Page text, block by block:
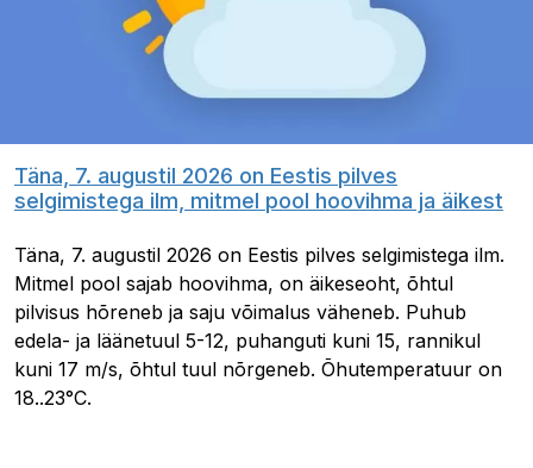
Täna, 7. augustil 2026 on Eestis pilves
selgimistega ilm, mitmel pool hoovihma ja äikest
Täna, 7. augustil 2026 on Eestis pilves selgimistega ilm.
Mitmel pool sajab hoovihma, on äikeseoht, õhtul
pilvisus hõreneb ja saju võimalus väheneb. Puhub
edela- ja läänetuul 5-12, puhanguti kuni 15, rannikul
kuni 17 m/s, õhtul tuul nõrgeneb. Õhutemperatuur on
18..23°C.